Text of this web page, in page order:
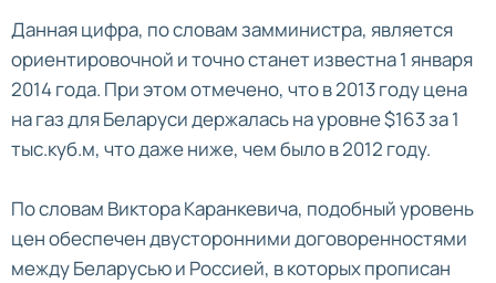
Данная цифра, по словам замминистра, является
ориентировочной и точно станет известна 1 января
2014 года. При этом отмечено, что в 2013 году цена
на газ для Беларуси держалась на уровне $163 за 1
тыс.куб.м, что даже ниже, чем было в 2012 году.
По словам Виктора Каранкевича, подобный уровень
цен обеспечен двусторонними договоренностями
между Беларусью и Россией, в которых прописан